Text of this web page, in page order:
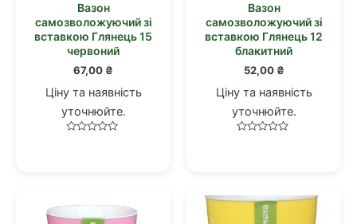
Вазон
самозволожуючий зі
вставкою Глянець 15
червоний
67,00 ₴
Ціну та наявність
уточнюйте.
Вазон
самозволожуючий зі
вставкою Глянець 12
блакитний
52,00 ₴
Ціну та наявність
уточнюйте.